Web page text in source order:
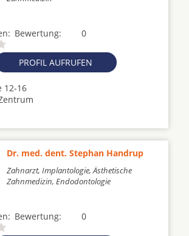
0
Bewertung:
PROFIL AUFRUFEN
12-16
Dr. med. dent. Stephan Handrup
Zahnarzt, Implantologie, Ästhetische
Zahnmedizin, Endodontologie
0
Bewertung: